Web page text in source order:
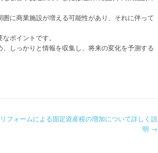
に商業施設が増える可能性があり、それに伴って
ポイントです。
しっかりと情報を収集し、将来の変化を予測する
リフォームによる固定資産税の増加について詳しく説
明 →